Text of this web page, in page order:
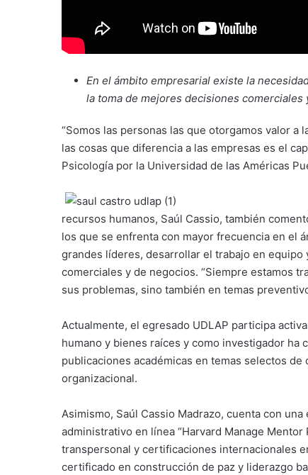
En el ámbito empresarial existe la
la toma de mejores decisiones comerciales
“Somos las personas las que otorgamos valor
las cosas que diferencia a las empresas es el
Psicología por la Universidad de las Américas
recursos humanos, Saúl Cassio, también
los que se enfrenta con mayor frecuencia en el
grandes líderes, desarrollar el trabajo en
comerciales y de negocios. “Siempre estamos
sus problemas, sino también en temas
Actualmente, el egresado UDLAP participa
humano y bienes raíces y como investigador
publicaciones académicas en temas selectos
organizacional.
Asimismo, Saúl Cassio Madrazo, cuenta con
administrativo en línea “Harvard Manage
transpersonal y certificaciones internacionales
certificado en construcción de paz y liderazgo